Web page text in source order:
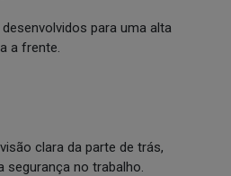
para uma alta
a frente.
clara da parte de trás,
segurança no trabalho.